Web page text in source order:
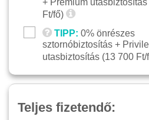
+ Prémium utasbiztosítás
Ft/fő)
TIPP: 0% önrészes
sztornóbiztosítás +
utasbiztosítás (13 700 Ft/
Teljes fizetendő: